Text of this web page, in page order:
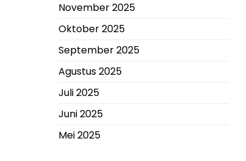
November 2025
Oktober 2025
September 2025
Agustus 2025
Juli 2025
Juni 2025
Mei 2025